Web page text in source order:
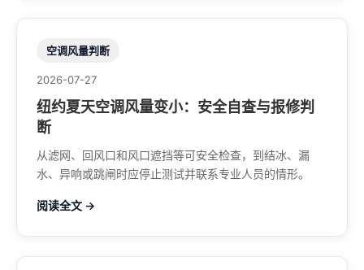
空调风量判断
2026-07-27
纽约夏天空调风量变小：安全自查与报修判
断
从滤网、回风口和风口遮挡等可安全检查，到结冰、漏
水、异响或跳闸时应停止测试并联系专业人员的情形。
阅读全文 →